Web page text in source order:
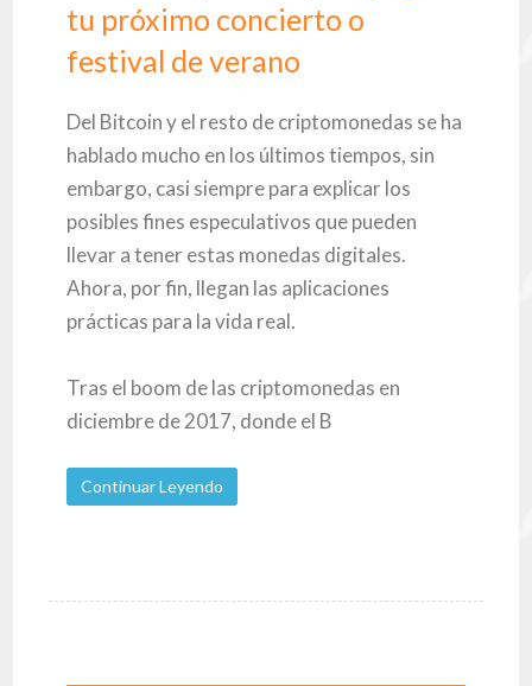
tu próximo concierto o
festival de verano
Del Bitcoin y el resto de criptomonedas se ha
hablado mucho en los últimos tiempos, sin
embargo, casi siempre para explicar los
posibles fines especulativos que pueden
llevar a tener estas monedas digitales.
Ahora, por fin, llegan las aplicaciones
prácticas para la vida real.
Tras el boom de las criptomonedas en
diciembre de 2017, donde el B
Continuar Leyendo